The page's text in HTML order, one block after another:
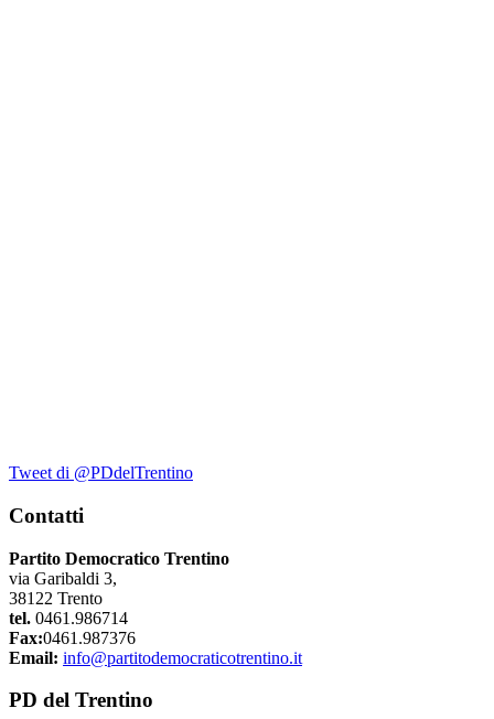
Tweet di @PDdelTrentino
Contatti
Partito Democratico Trentino
via Garibaldi 3,
38122 Trento
tel. 0461.986714
Fax:0461.987376
Email: info@partitodemocraticotrentino.it
PD del Trentino